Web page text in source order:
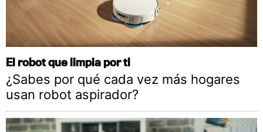
El robot que limpia por ti
¿Sabes por qué cada vez más hogares
usan robot aspirador?